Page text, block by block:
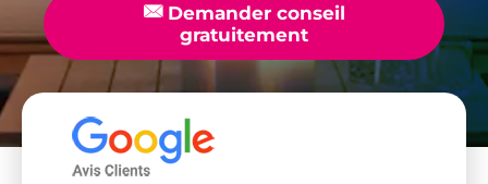
📧Demander conseil
gratuitement